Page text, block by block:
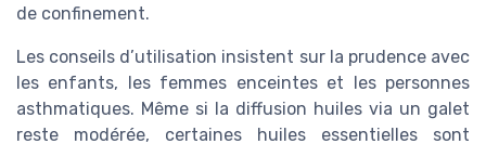
de confinement.
Les conseils d’utilisation insistent sur la prudence avec
les enfants, les femmes enceintes et les personnes
asthmatiques. Même si la diffusion huiles via un galet
reste modérée, certaines huiles essentielles sont